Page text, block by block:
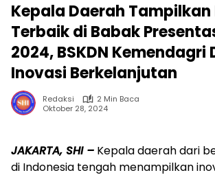
Kepala Daerah
Terbaik di Babak
2024, BSKDN Kemendagri
Inovasi Berkelanjutan
Redaksi
2 Min Baca
Oktober 28, 2024
JAKARTA, SHI – Kepala daerah dari
di Indonesia tengah menampilkan